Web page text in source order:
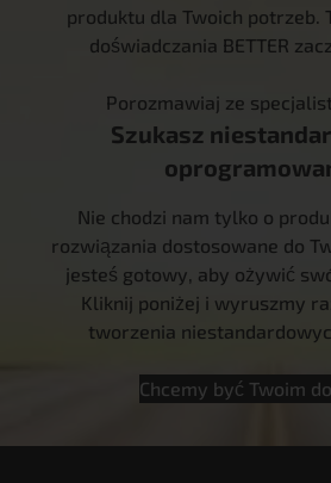
produktu dla Twoich potrzeb.
doświadczania BETTER
Porozmawiaj ze
Szukasz
Nie chodzi nam tylko o
rozwiązania dostosowane do
jesteś gotowy, aby ożywić
Kliknij poniżej i wyruszmy
tworzenia
Chcemy być Twoim